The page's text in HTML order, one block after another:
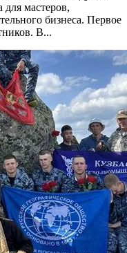
для мастеров,
бизнеса. Первое
В...